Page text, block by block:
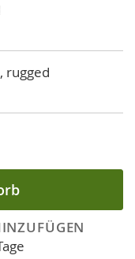
rugged